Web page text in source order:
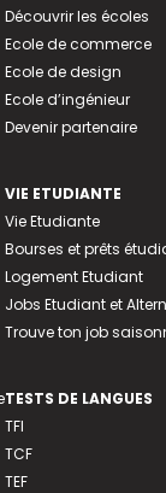
Découvrir les écoles
Ecole de commerce
Ecole de design
Ecole d’ingénieur
Devenir partenaire
VIE ETUDIANTE
Vie Etudiante
Bourses et prêts
Logement Etudiant
Jobs Etudiant et
Trouve ton job
TESTS DE LANGUES
TFI
TCF
TEF